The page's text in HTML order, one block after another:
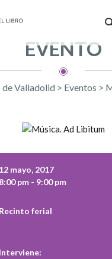
EVENTO
de Valladolid > Eventos >
12 mayo, 2017
8:00 pm - 9:00 pm
Recinto ferial
Interviene: